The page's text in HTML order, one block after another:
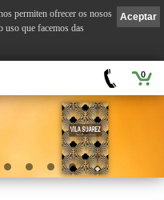
0
Aceptar
permiten ofrecer os nosos
uso que facemos das